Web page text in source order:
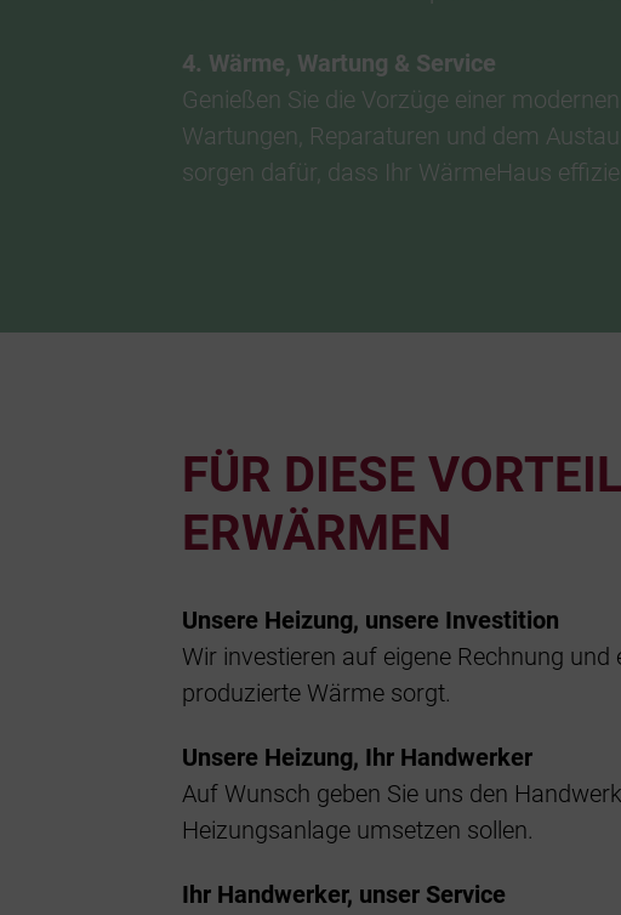
4. Wärme, Wartung & Service
Genießen Sie die Vorzüge einer
Wartungen, Reparaturen und dem
sorgen dafür, dass Ihr WärmeHaus
FÜR DIESE
ERWÄRMEN
Unsere Heizung, unsere Investition
Wir investieren auf eigene Rechnung
produzierte Wärme sorgt.
Unsere Heizung, Ihr Handwerker
Auf Wunsch geben Sie uns den
Heizungsanlage umsetzen sollen.
Ihr Handwerker, unser Service